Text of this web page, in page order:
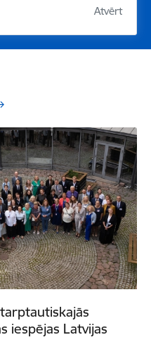
Atvērt
iespējas Latvijas